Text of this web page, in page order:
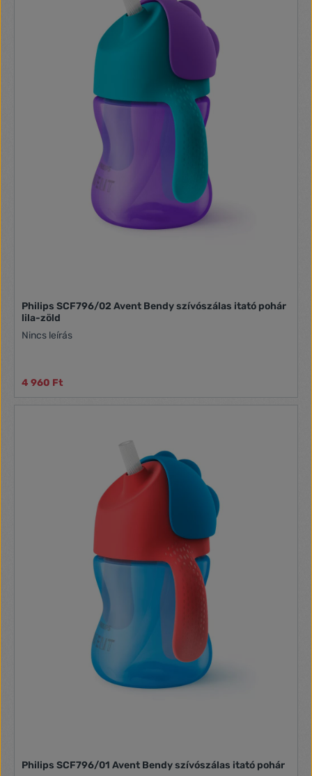
Philips SCF796/02 Avent Bendy szívószálas itató pohár
lila-zöld
Nincs leírás
4 960 Ft
Philips SCF796/01 Avent Bendy szívószálas itató pohár